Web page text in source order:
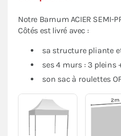
Notre Barnum ACIER SEMI-
Côtés est livré avec :
sa structure pliante
ses 4 murs : 3 pleins
son sac à roulettes